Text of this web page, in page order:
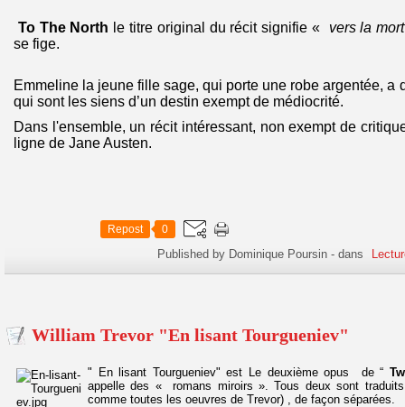
To The North le titre original du récit signifie « vers la mort
se fige.
Emmeline la jeune fille sage, qui porte une robe argentée, a
qui sont les siens d’un destin exempt de médiocrité.
Dans l'ensemble, un récit intéressant, non exempt de
ligne de Jane Austen.
Repost 0
Published by Dominique Poursin -dans
William Trevor "En lisant Tourgueniev"
" En lisant Tourgueniev" est Le deuxième opus de “
appelle des « romans miroirs ». Tous deux sont
comme toutes les oeuvres de Trevor) , de façon séparées.